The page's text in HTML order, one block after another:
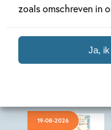
zoals omschreven in
Ja,
19-08-2026